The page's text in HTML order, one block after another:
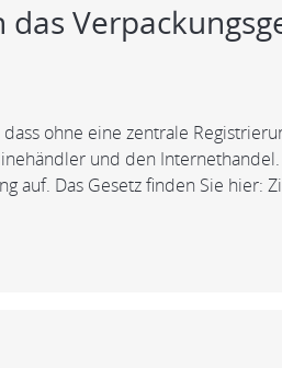
ohne eine zentrale
und den Internethandel.
auf. Das Gesetz finden Sie hier: